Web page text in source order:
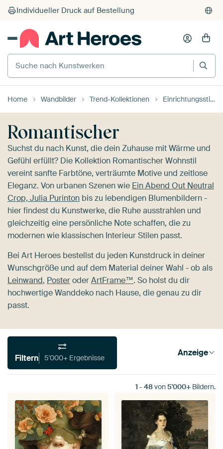
Suche nach Kunstwerken
Home Wandbilder Trend-Kollektionen Einrichtungsstile
Romantischer
Suchst du nach Kunst, die dein Zuhause mit Wärme und
Gefühl erfüllt? Die Kollektion Romantischer Wohnstil
vereint sanfte Farbtöne, verträumte Motive und zeitlose
Eleganz. Von urbanen Szenen wie Ein Abend Out Neutral
Crop, Julia Purinton bis zu lebendigen Blumenbildern -
hier findest du Kunstwerke, die Ruhe ausstrahlen und
gleichzeitig eine persönliche Note schaffen, die zu
modernen wie klassischen Interieur Stilen passt.
Bei Art Heroes bestellst du jeden Kunstdruck in deiner
Wunschgröße und auf dem Material deiner Wahl - ob als
Leinwand, PosteroderArtFrame™. So holst du dir
hochwertige Wanddeko nach Hause, die genau zu dir
passt.
Filtern 5'000+ Ergebnisse Anzeige
1 - 48von5'000+ Bildern.